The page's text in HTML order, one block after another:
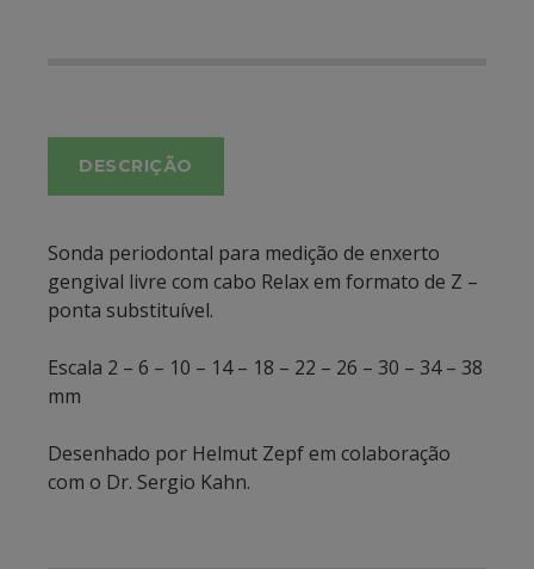
DESCRIÇÃO
Sonda periodontal para medição de enxerto
gengival livre com cabo Relax em formato de Z –
ponta substituível.
Escala 2 – 6 – 10 – 14 – 18 – 22 – 26 – 30 – 34 – 38
mm
Desenhado por Helmut Zepf em colaboração
com o Dr. Sergio Kahn.